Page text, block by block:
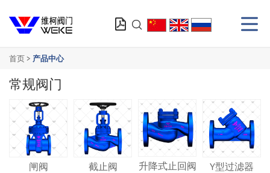
 
首页 > 产品中心
常规阀门
闸阀 截止阀 升降式止回阀 Y型过滤器